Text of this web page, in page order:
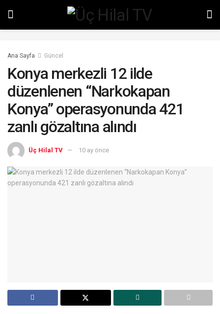
Ana Sayfa Güncel
Konya merkezli 12 ilde
düzenlenen “Narkokapan
Konya” operasyonunda 421
zanlı gözaltına alındı
Üç Hilal TV 10 ay önce